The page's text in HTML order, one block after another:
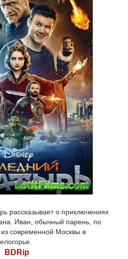
рассказывает о приключениях
Иван, обычный парень, по
современной Москвы в
BDRip